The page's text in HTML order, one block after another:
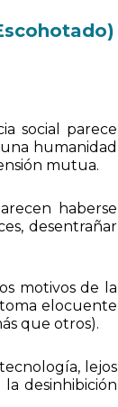
social parece
humanidad
mutua.
haberse
desentrañar
motivos de la
elocuente
que otros).
lejos
desinhibición